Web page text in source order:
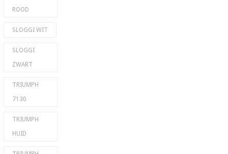
ROOD
SLOGGI WIT
SLOGGI
ZWART
TRIUMPH
7130
TRIUMPH
HUID